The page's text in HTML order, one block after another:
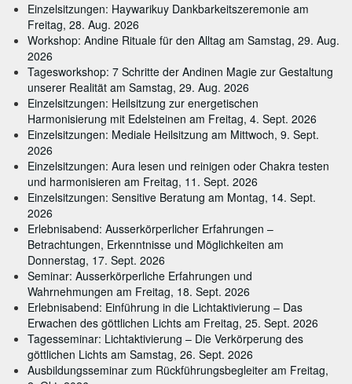
Einzelsitzungen: Haywarikuy Dankbarkeitszeremonie am
Freitag, 28. Aug. 2026
Workshop: Andine Rituale für den Alltag am Samstag, 29. Aug.
2026
Tagesworkshop: 7 Schritte der Andinen Magie zur Gestaltung
unserer Realität am Samstag, 29. Aug. 2026
Einzelsitzungen: Heilsitzung zur energetischen
Harmonisierung mit Edelsteinen am Freitag, 4. Sept. 2026
Einzelsitzungen: Mediale Heilsitzung am Mittwoch, 9. Sept.
2026
Einzelsitzungen: Aura lesen und reinigen oder Chakra testen
und harmonisieren am Freitag, 11. Sept. 2026
Einzelsitzungen: Sensitive Beratung am Montag, 14. Sept.
2026
Erlebnisabend: Ausserkörperlicher Erfahrungen –
Betrachtungen, Erkenntnisse und Möglichkeiten am
Donnerstag, 17. Sept. 2026
Seminar: Ausserkörperliche Erfahrungen und
Wahrnehmungen am Freitag, 18. Sept. 2026
Erlebnisabend: Einführung in die Lichtaktivierung – Das
Erwachen des göttlichen Lichts am Freitag, 25. Sept. 2026
Tagesseminar: Lichtaktivierung – Die Verkörperung des
göttlichen Lichts am Samstag, 26. Sept. 2026
Ausbildungsseminar zum Rückführungsbegleiter am Freitag,